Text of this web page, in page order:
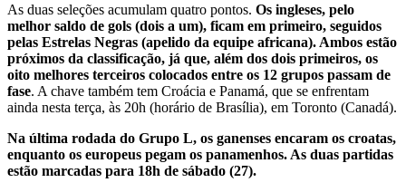
As duas seleções acumulam quatro pontos. Os ingleses, pelo
melhor saldo de gols (dois a um), ficam em primeiro, seguidos
pelas Estrelas Negras (apelido da equipe africana). Ambos estão
próximos da classificação, já que, além dos dois primeiros, os
oito melhores terceiros colocados entre os 12 grupos passam de
fase. A chave também tem Croácia e Panamá, que se enfrentam
ainda nesta terça, às 20h (horário de Brasília), em Toronto (Canadá).
Na última rodada do Grupo L, os ganenses encaram os croatas,
enquanto os europeus pegam os panamenhos. As duas partidas
estão marcadas para 18h de sábado (27).